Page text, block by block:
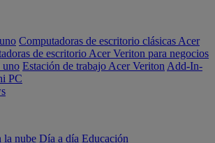
Computadoras de escritorio clásicas Acer
de escritorio Acer Veriton para negocios
uno Estación de trabajo Acer Veriton Add-In-
PC
la nube Día a día Educación